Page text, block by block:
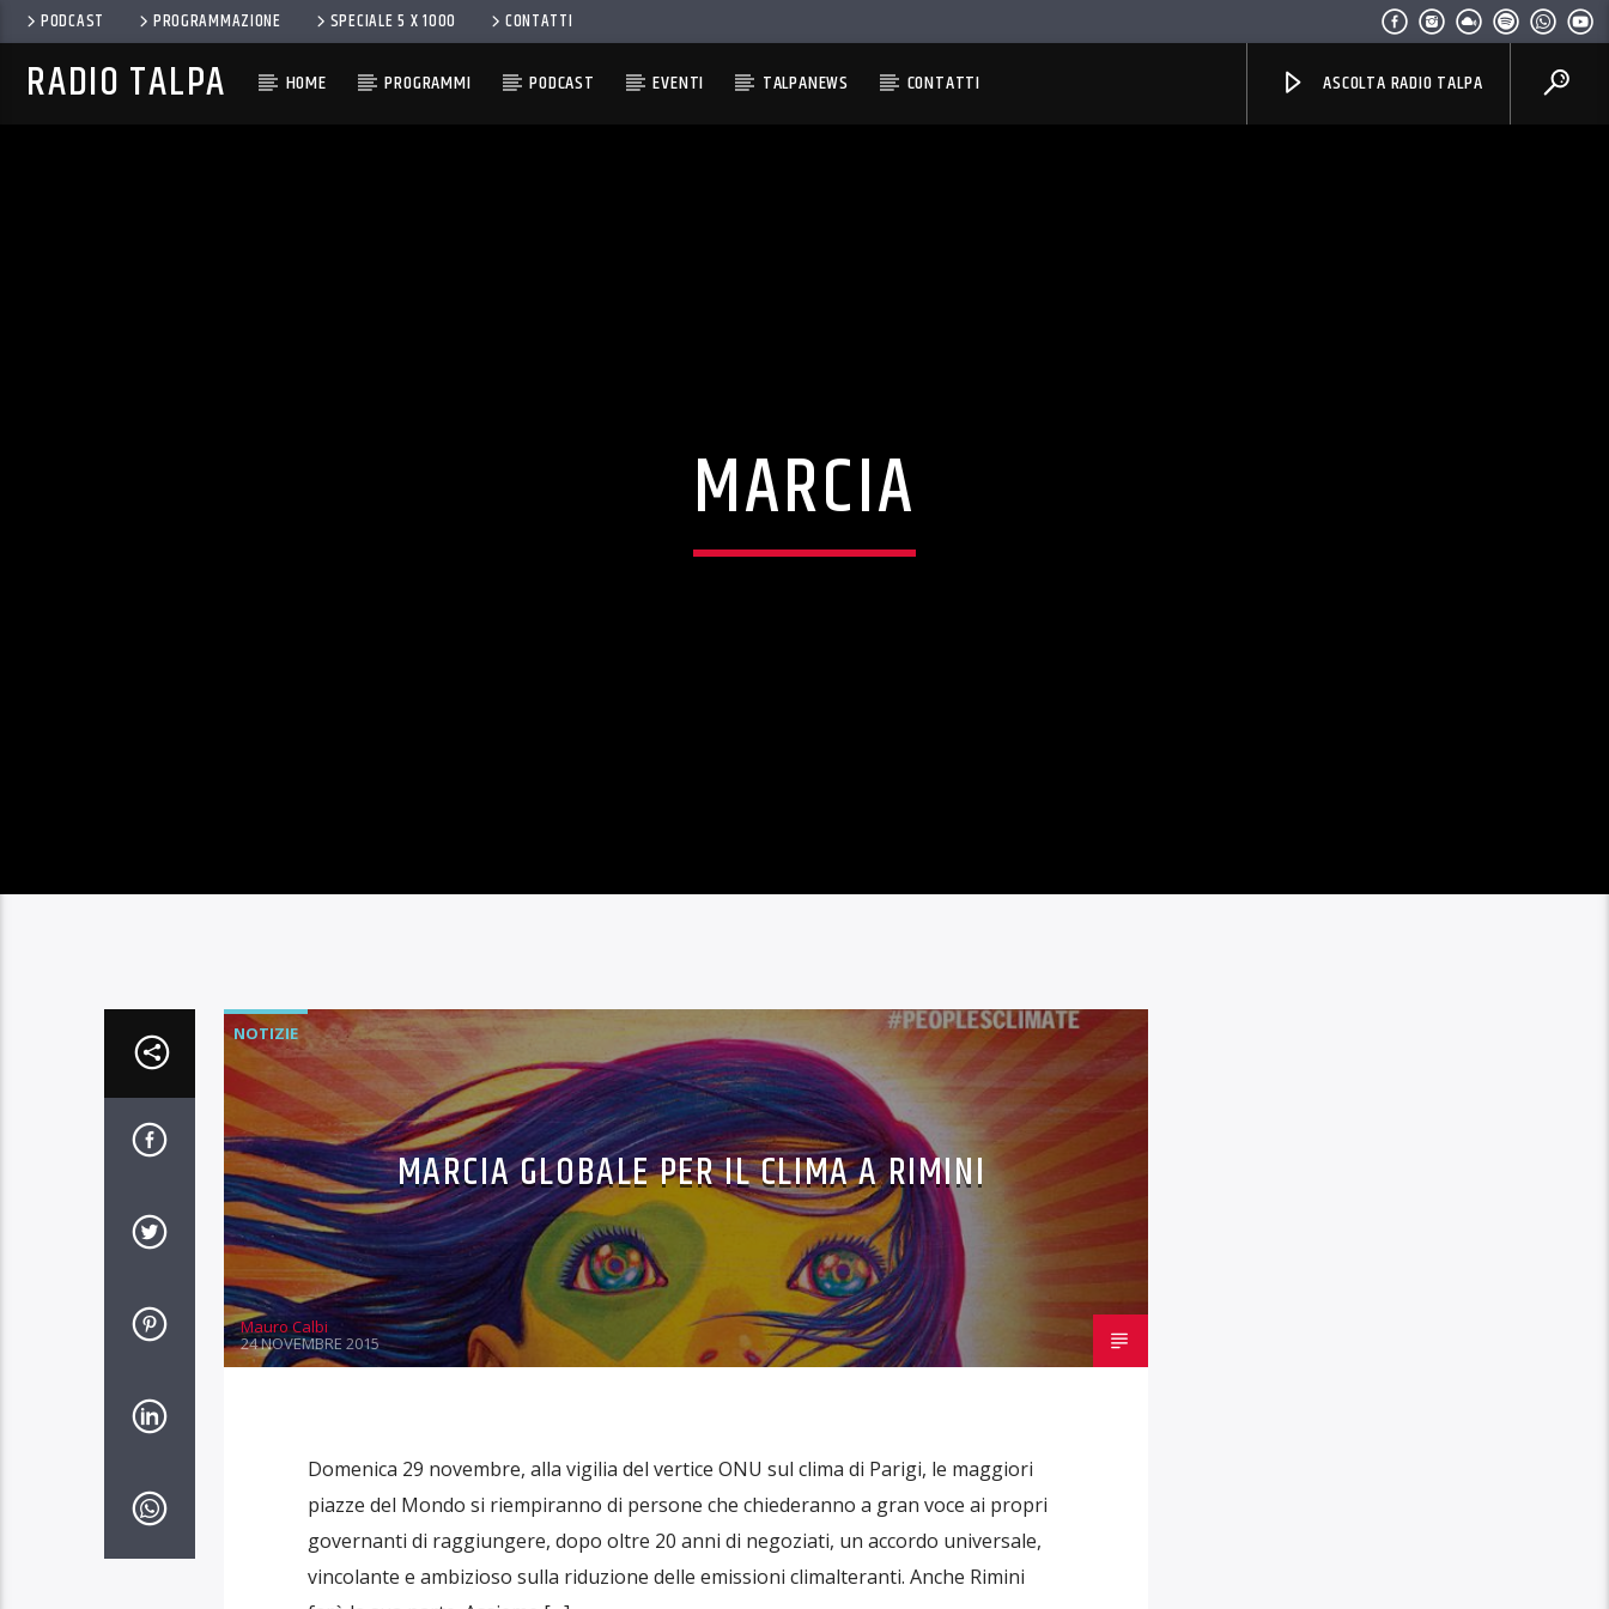
PODCAST PROGRAMMAZIONE SPECIALE 5 X 1000 CONTATTI
RADIO TALPA HOME PROGRAMMI PODCAST EVENTI TALPANEWS CONTATTI ASCOLTA RADIO TALPA
MARCIA
NOTIZIE
MARCIA GLOBALE PER IL CLIMA A RIMINI
Mauro Calbi
24 NOVEMBRE 2015
Domenica 29 novembre, alla vigilia del vertice ONU sul clima di Parigi, le maggiori
piazze del Mondo si riempiranno di persone che chiederanno a gran voce ai propri
governanti di raggiungere, dopo oltre 20 anni di negoziati, un accordo universale,
vincolante e ambizioso sulla riduzione delle emissioni climalteranti. Anche Rimini